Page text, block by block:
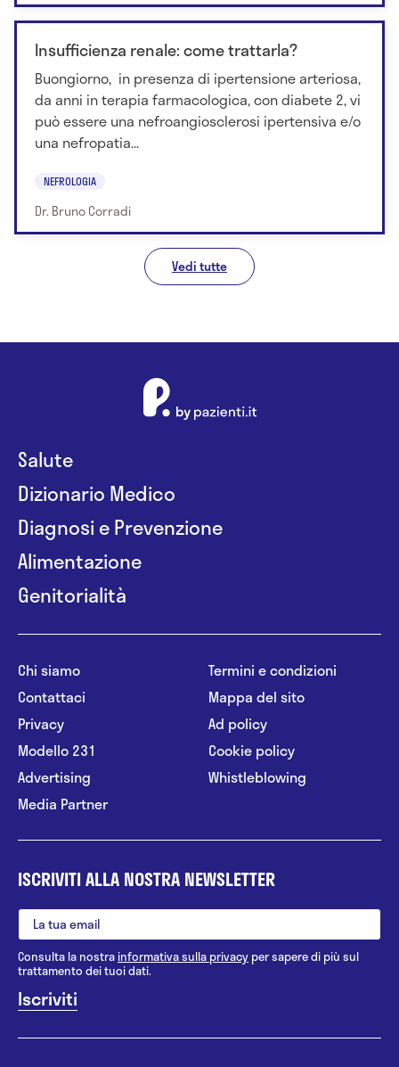
Insufficienza renale: come trattarla?
Buongiorno, in presenza di ipertensione arteriosa,
da anni in terapia farmacologica, con diabete 2, vi
può essere una nefroangiosclerosi ipertensiva e/o
una nefropatia...
NEFROLOGIA
Dr. Bruno Corradi
Vedi tutte
Salute
Dizionario Medico
Diagnosi e Prevenzione
Alimentazione
Genitorialità
Chi siamo
Contattaci
Privacy
Modello 231
Advertising
Media Partner
Termini e condizioni
Mappa del sito
Ad policy
Cookie policy
Whistleblowing
ISCRIVITI ALLA NOSTRA NEWSLETTER
Consulta la nostrainformativa sulla privacy per sapere di più sul
trattamento dei tuoi dati.